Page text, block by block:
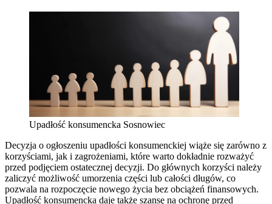
Upadłość konsumencka Sosnowiec
Decyzja o ogłoszeniu upadłości konsumenckiej wiąże się zarówno z
korzyściami, jak i zagrożeniami, które warto dokładnie rozważyć
przed podjęciem ostatecznej decyzji. Do głównych korzyści należy
zaliczyć możliwość umorzenia części lub całości długów, co
pozwala na rozpoczęcie nowego życia bez obciążeń finansowych.
Upadłość konsumencka daje także szansę na ochronę przed